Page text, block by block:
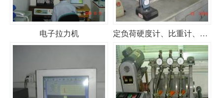
电子拉力机 定负荷硬度计、比重计、气压式冲片机